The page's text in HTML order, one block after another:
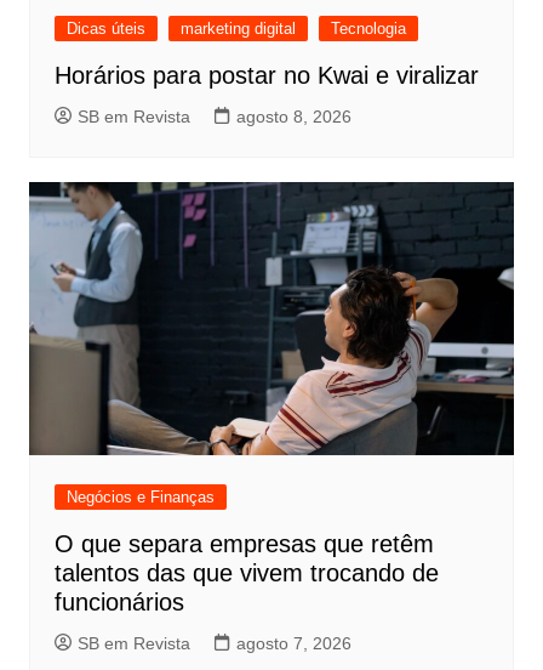
Dicas úteis marketing digital Tecnologia
Horários para postar no Kwai e viralizar
SB em Revista agosto 8, 2026
Negócios e Finanças
O que separa empresas que retêm
talentos das que vivem trocando de
funcionários
SB em Revista agosto 7, 2026